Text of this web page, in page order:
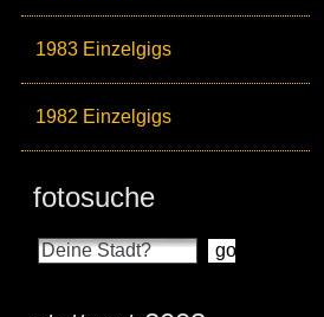
1983 Einzelgigs
1982 Einzelgigs
fotosuche